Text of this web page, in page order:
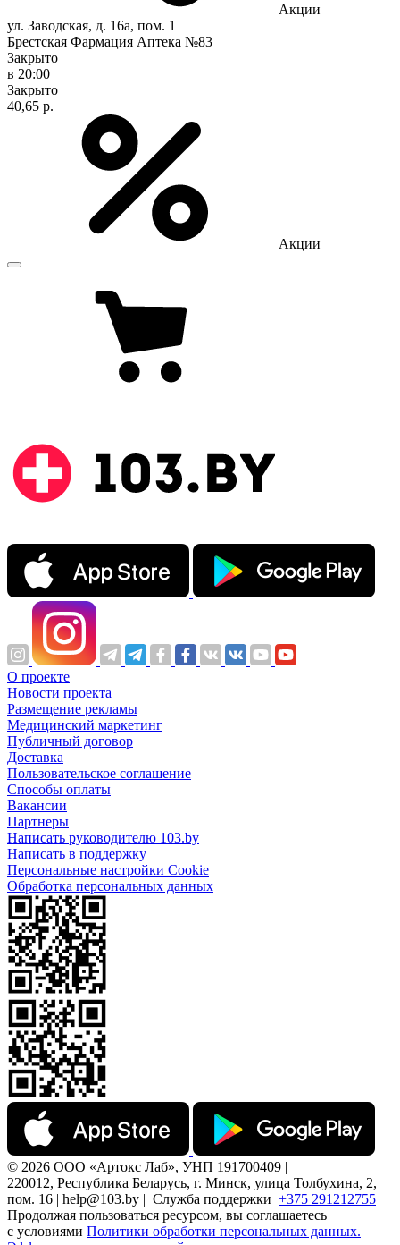
Акции
ул. Заводская, д. 16а, пом. 1
Брестская Фармация Аптека №83
Закрыто
в 20:00
Закрыто
40,65 р.
Акции
О проекте
Новости проекта
Размещение рекламы
Медицинский маркетинг
Публичный договор
Доставка
Пользовательское соглашение
Способы оплаты
Вакансии
Партнеры
Написать руководителю 103.by
Написать в поддержку
Персональные настройки Cookie
Обработка персональных данных
© 2026 ООО «Артокс Лаб», УНП 191700409 |
220012, Республика Беларусь, г. Минск, улица Толбухина, 2,
пом. 16 | help@103.by | Служба поддержки +375 291212755
Продолжая пользоваться ресурсом, вы соглашаетесь
с условиями Политики обработки персональных данных.